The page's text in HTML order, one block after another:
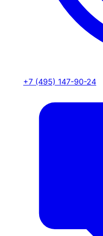
+7 (495) 147-90-24